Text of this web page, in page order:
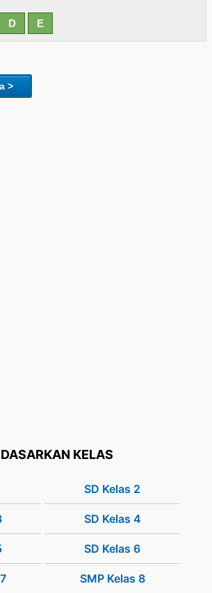
>
KELAS
SD Kelas 2
SD Kelas 4
SD Kelas 6
SMP Kelas 8